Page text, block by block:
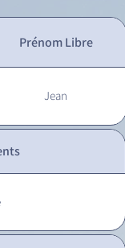
Prénom Libre
Jean